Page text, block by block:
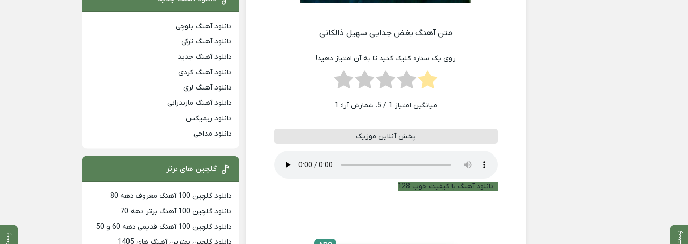
متن آهنگ بغض جدایی سهیل ذالکانی
روی یک ستاره کلیک کنید تا به آن امتیاز دهید!
میانگین امتیاز 1 / 5. شمارش آرا: 1
پخش آنلاین موزیک
دانلود آهنگ با کیفیت خوب 128
دانلود آهنگ بلوچی
دانلود آهنگ ترکی
دانلود آهنگ جدید
دانلود آهنگ کردی
دانلود آهنگ لری
دانلود آهنگ مازندرانی
دانلود ریمیکس
دانلود مداحی
گلچین های برتر
دانلود گلچین 100 آهنگ معروف دهه 80
دانلود گلچین 100 آهنگ برتر دهه 70
دانلود گلچین 100 آهنگ قدیمی دهه 60 و 50
دانلود گلچین بهترین آهنگ های 1405